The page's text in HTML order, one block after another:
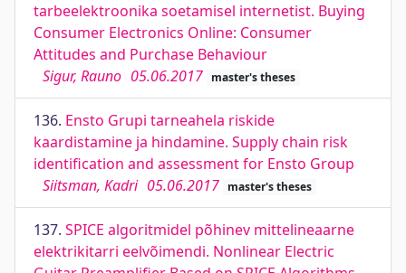
tarbeelektroonika soetamisel internetist. Buying
Consumer Electronics Online: Consumer
Attitudes and Purchase Behaviour
Sigur, Rauno 05.06.2017 master's theses
136. Ensto Grupi tarneahela riskide
kaardistamine ja hindamine. Supply chain risk
identification and assessment for Ensto Group
Siitsman, Kadri 05.06.2017 master's theses
137. SPICE algoritmidel põhinev mittelineaarne
elektrikitarri eelvõimendi. Nonlinear Electric